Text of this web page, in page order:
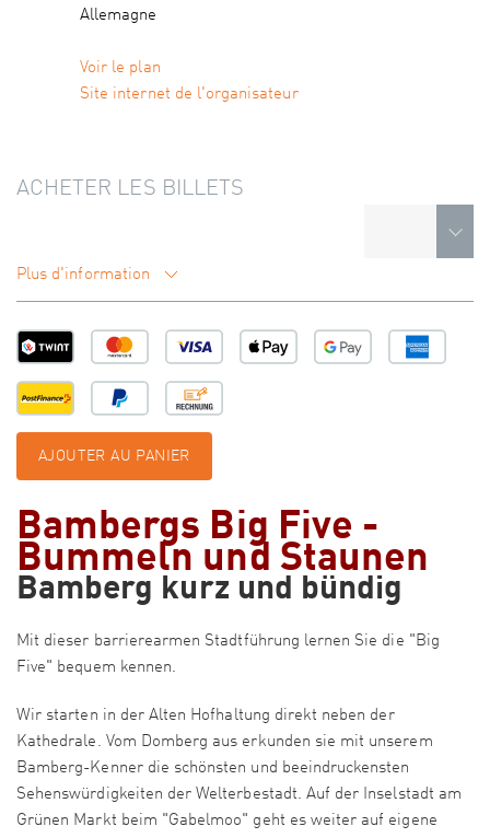
Allemagne
Voir le plan
Site internet de l'organisateur
ACHETER LES BILLETS
Plus d'information
AJOUTER AU PANIER
Bambergs Big Five -
Bummeln und Staunen
Bamberg kurz und bündig
Mit dieser barrierearmen Stadtführung lernen Sie die "Big
Five" bequem kennen.
Wir starten in der Alten Hofhaltung direkt neben der
Kathedrale. Vom Domberg aus erkunden sie mit unserem
Bamberg-Kenner die schönsten und beeindruckensten
Sehenswürdigkeiten der Welterbestadt. Auf der Inselstadt am
Grünen Markt beim "Gabelmoo" geht es weiter auf eigene